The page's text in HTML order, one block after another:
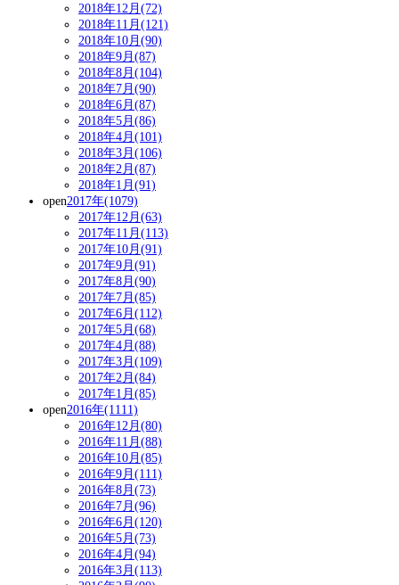
2018年12月(72)
2018年11月(121)
2018年10月(90)
2018年9月(87)
2018年8月(104)
2018年7月(90)
2018年6月(87)
2018年5月(86)
2018年4月(101)
2018年3月(106)
2018年2月(87)
2018年1月(91)
open2017年(1079)
2017年12月(63)
2017年11月(113)
2017年10月(91)
2017年9月(91)
2017年8月(90)
2017年7月(85)
2017年6月(112)
2017年5月(68)
2017年4月(88)
2017年3月(109)
2017年2月(84)
2017年1月(85)
open2016年(1111)
2016年12月(80)
2016年11月(88)
2016年10月(85)
2016年9月(111)
2016年8月(73)
2016年7月(96)
2016年6月(120)
2016年5月(73)
2016年4月(94)
2016年3月(113)